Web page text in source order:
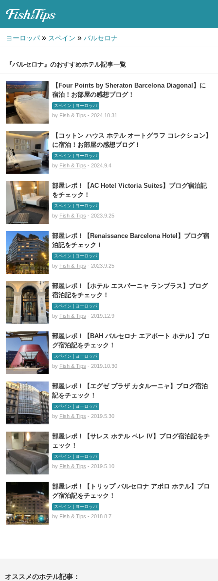
ヨーロッパ » スペイン » バルセロナ
『バルセロナ』のおすすめホテル記事一覧
【Four Points by Sheraton Barcelona Diagonal】に
宿泊！お部屋の感想ブログ！
スペイン | ヨーロッパ
by Fish & Tips - 2024.10.31
【コットン ハウス ホテル オートグラフ コレクション】
に宿泊！お部屋の感想ブログ！
スペイン | ヨーロッパ
by Fish & Tips - 2024.9.4
部屋レポ！【AC Hotel Victoria Suites】ブログ宿泊記
をチェック！
スペイン | ヨーロッパ
by Fish & Tips - 2023.9.25
部屋レポ！【Renaissance Barcelona Hotel】ブログ宿
泊記をチェック！
スペイン | ヨーロッパ
by Fish & Tips - 2023.9.25
部屋レポ！【ホテル エスパーニャ ランブラス】ブログ
宿泊記をチェック！
スペイン | ヨーロッパ
by Fish & Tips - 2019.12.9
部屋レポ！【BAH バルセロナ エアポート ホテル】ブロ
グ宿泊記をチェック！
スペイン | ヨーロッパ
by Fish & Tips - 2019.10.30
部屋レポ！【エグゼ プラザ カタルーニャ】ブログ宿泊
記をチェック！
スペイン | ヨーロッパ
by Fish & Tips - 2019.5.30
部屋レポ！【サレス ホテル ペレ IV】ブログ宿泊記をチ
ェック！
スペイン | ヨーロッパ
by Fish & Tips - 2019.5.10
部屋レポ！【トリップ バルセロナ アポロ ホテル】ブロ
グ宿泊記をチェック！
スペイン | ヨーロッパ
by Fish & Tips - 2018.8.7
オススメのホテル記事：